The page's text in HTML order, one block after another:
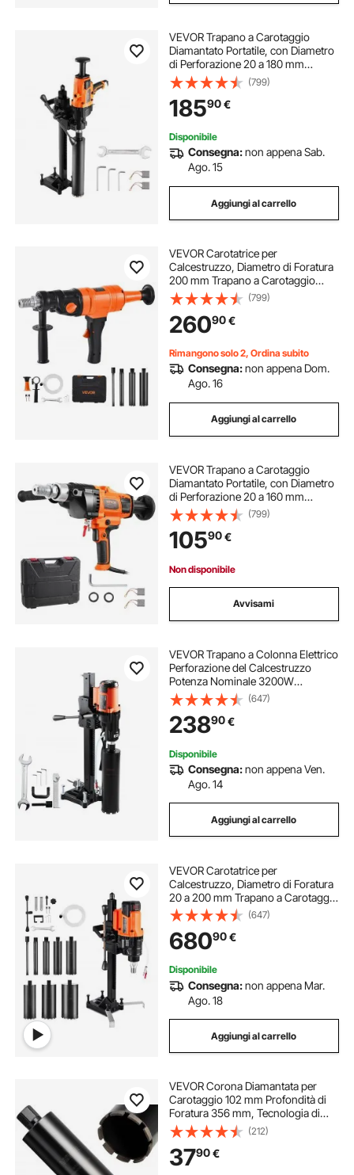
VEVOR Trapano a Carotaggio
Diamantato Portatile, con Diametro
di Perforazione 20 a 180 mm
Macchina Carotatrice per
Calcestruzzo Robusto 2600 W con
Supporto, Punta per Carotaggio,
per Mattoni, Marmo
(799)
18590€
Disponibile
Consegna:non appena Sab.
Ago. 15
Aggiungi al carrello
VEVOR Carotatrice per
Calcestruzzo, Diametro di Foratura
200 mm Trapano a Carotaggio
Portatile per Calcestruzzo a Secco e
a Umido con 4 Punte da Trapano,
1000/2250 giri/min a 2 Velocità
1500 W
(799)
26090€
Rimangono solo 2, Ordina subito
Consegna:non appena Dom.
Ago. 16
Aggiungi al carrello
VEVOR Trapano a Carotaggio
Diamantato Portatile, con Diametro
di Perforazione 20 a 160 mm
Macchina Carotatrice per
Calcestruzzo Robusto 2000 W con
Custodia per Trasporto, per
Perforare Calcestruzzo
(799)
10590€
Non disponibile
Avvisami
VEVOR Trapano a Colonna Elettrico
Perforazione del Calcestruzzo
Potenza Nominale 3200W
Diametro Max. 20cm, Macchina
Carotatrice Elettrica 750 giri/min
Umido & Secco, Trapano per
Carotaggio Diamantato
(647)
23890€
Disponibile
Consegna:non appena Ven.
Ago. 14
Aggiungi al carrello
VEVOR Carotatrice per
Calcestruzzo, Diametro di Foratura
20 a 200 mm Trapano a Carotaggio
per Calcestruzzo a Secco e a
Umido con Supporto, 8 Punte da
Trapano, Velocità 850 giri/min,
3000 W
(647)
68090€
Disponibile
Consegna:non appena Mar.
Ago. 18
Aggiungi al carrello
VEVOR Corona Diamantata per
Carotaggio 102 mm Profondità di
Foratura 356 mm, Tecnologia di
Saldatura ad Alta Precisione, Punta
Carotatrice Diamantata a Umido per
Cemento Armato, Mattoni e
Muratura
(212)
3790€